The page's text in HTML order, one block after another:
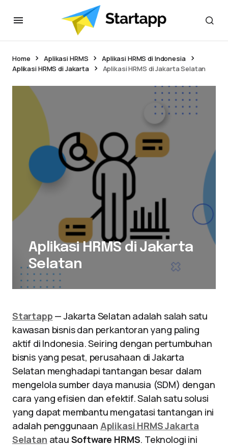
Home Aplikasi HRMS
Aplikasi HRMS di Indonesia
Aplikasi HRMS di Jakarta
Aplikasi HRMS di Jakarta Selatan
Aplikasi HRMS di Jakarta
Selatan
Startapp — Jakarta Selatan adalah salah satu
kawasan bisnis dan perkantoran yang paling
aktif di Indonesia. Seiring dengan pertumbuhan
bisnis yang pesat, perusahaan di Jakarta
Selatan menghadapi tantangan besar dalam
mengelola sumber daya manusia (SDM) dengan
cara yang efisien dan efektif. Salah satu solusi
yang dapat membantu mengatasi tantangan ini
adalah penggunaan Aplikasi HRMS Jakarta
Selatan atau Software HRMS. Teknologi ini